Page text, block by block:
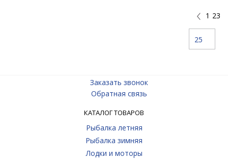
1 23
25
Заказать звонок
Обратная связь
КАТАЛОГ ТОВАРОВ
Рыбалка летняя
Рыбалка зимняя
Лодки и моторы